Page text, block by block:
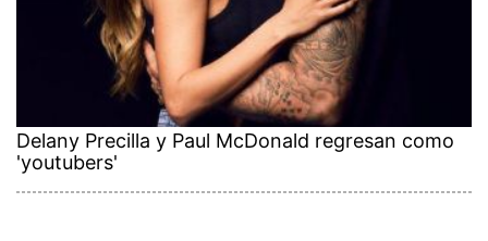
Delany Precilla y Paul McDonald regresan como
'youtubers'